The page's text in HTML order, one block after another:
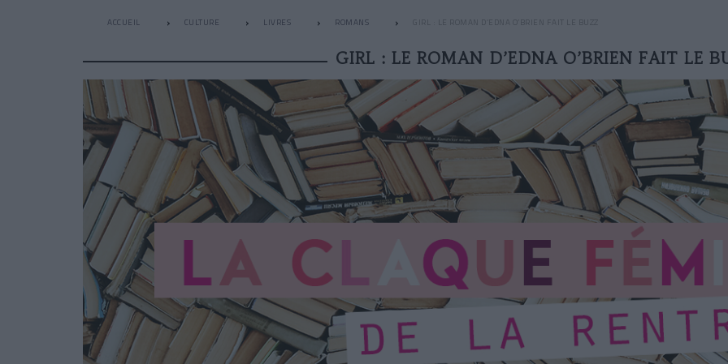
ACCUEIL CULTURE LIVRES ROMANS GIRL : LE ROMAN D’EDNA O’BRIEN FAIT LE BUZZ
GIRL : LE ROMAN D’EDNA O’BRIEN FAIT LE